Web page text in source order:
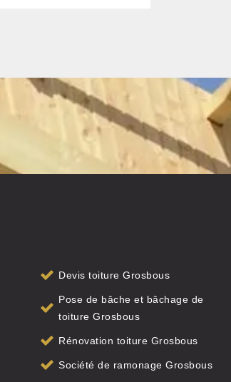
Devis toiture Grosbous
Pose de bâche et bâchage de
toiture Grosbous
Rénovation toiture Grosbous
Société de ramonage Grosbous